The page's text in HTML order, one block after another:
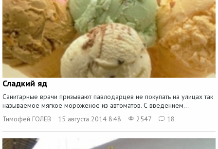
Сладкий яд
Санитарные врачи призывают павлодарцев не покупать на улицах так
называемое мягкое мороженое из автоматов. С введением...
Тимофей ГОЛЕВ
15 августа 2014 8:48 2547 18